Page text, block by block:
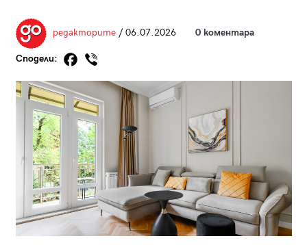
редакторите/ 06.07.2026 0 коментара
Сподели: